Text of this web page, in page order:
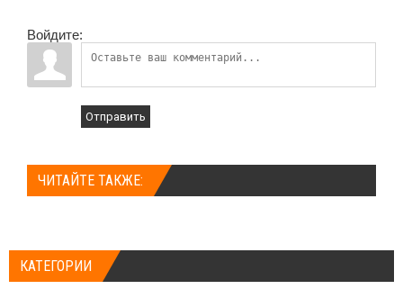
Войдите:
Отправить
ЧИТАЙТЕ ТАКЖЕ:
КАТЕГОРИИ